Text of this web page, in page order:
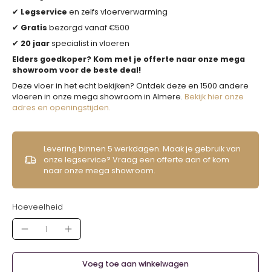
✔ Legservice en zelfs vloerverwarming
✔ Gratis bezorgd vanaf €500
✔ 20 jaarspecialist in vloeren
Elders goedkoper? Kom met je offerte naar onze mega
showroom voor de beste deal!
Deze vloer in het echt bekijken? Ontdek deze en 1500 andere
vloeren in onze mega showroom in Almere. Bekijk hier onze
adres en openingstijden.
Levering binnen 5 werkdagen. Maak je gebruik van
onze legservice? Vraag een offerte aan of kom
naar onze mega showroom.
Hoeveelheid
Voeg toe aan winkelwagen